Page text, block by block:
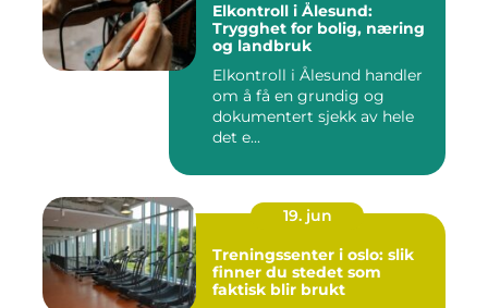
Elkontroll i Ålesund:
Trygghet for bolig, næring
og landbruk
Elkontroll i Ålesund handler
om å få en grundig og
dokumentert sjekk av hele
det e...
19. jun
Treningssenter i oslo: slik
finner du stedet som
faktisk blir brukt